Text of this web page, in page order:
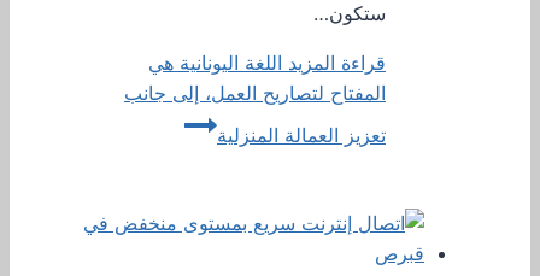
ستكون…
قراءة المزيد اللغة اليونانية هي
المفتاح لتصاريح العمل، إلى جانب
تعزيز العمالة المنزلية